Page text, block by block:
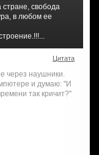
стране, свобода
в любом ее
Цитата
через наушники.
и думаю: "И
так кричит?"